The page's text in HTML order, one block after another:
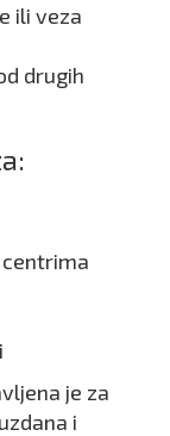
ili veza
drugih
je za
i